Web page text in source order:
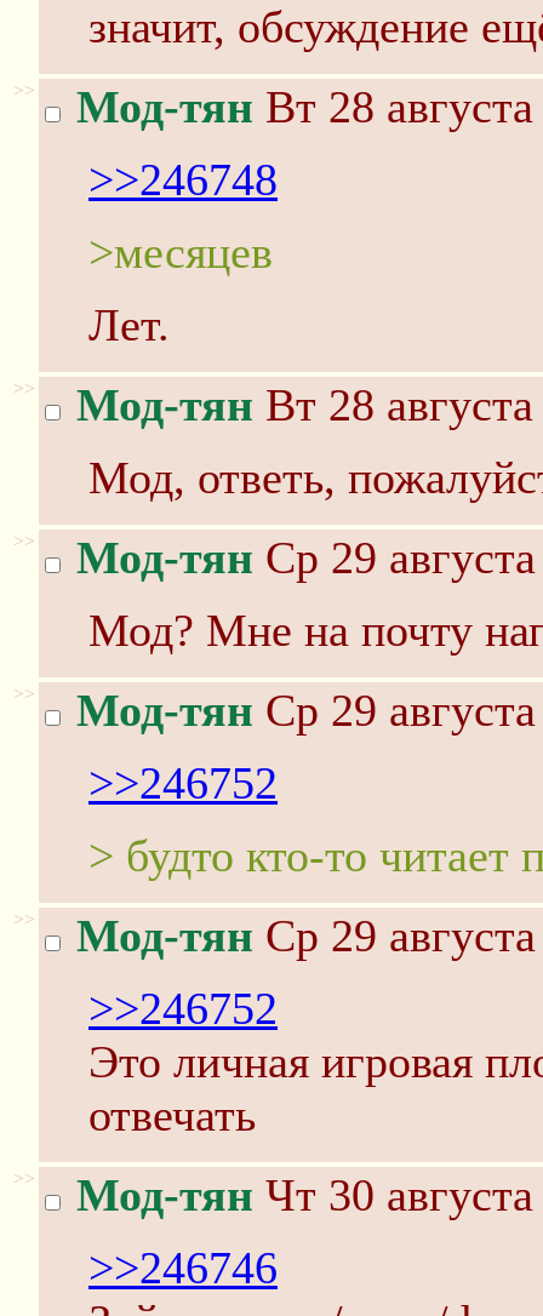
значит, обсуждение
>> Мод-тян Вт 28
>>246748
>месяцев
Лет.
>> Мод-тян Вт 28
Мод, ответь,
>> Мод-тян Ср 29
Мод? Мне на почту
>> Мод-тян Ср 29
>>246752
> будто кто-то читает
>> Мод-тян Ср 29
>>246752
Это личная игровая
отвечать
>> Мод-тян Чт 30
>>246746